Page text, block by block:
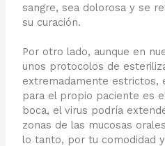
sangre, sea dolorosa y se
su curación.
Por otro lado, aunque en
unos protocolos de
extremadamente estrictos,
para el propio paciente es
boca, el virus podría
zonas de las mucosas
lo tanto, por tu comodidad